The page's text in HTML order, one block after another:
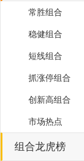
常胜组合
稳健组合
短线组合
抓涨停组合
创新高组合
市场热点
组合龙虎榜